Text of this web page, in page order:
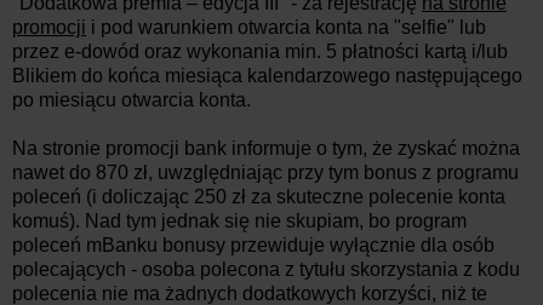
promocji i pod warunkiem otwarcia konta na "selfie" lub
przez e-dowód oraz wykonania min. 5 płatności kartą i/lub
Blikiem do końca miesiąca kalendarzowego następującego
po miesiącu otwarcia konta.
Na stronie promocji bank informuje o tym, że zyskać można
nawet do 870 zł, uwzględniając przy tym bonus z programu
poleceń (i doliczając 250 zł za skuteczne polecenie konta
komuś). Nad tym jednak się nie skupiam, bo program
poleceń mBanku bonusy przewiduje wyłącznie dla osób
polecających - osoba polecona z tytułu skorzystania z kodu
polecenia nie ma żadnych dodatkowych korzyści, niż te